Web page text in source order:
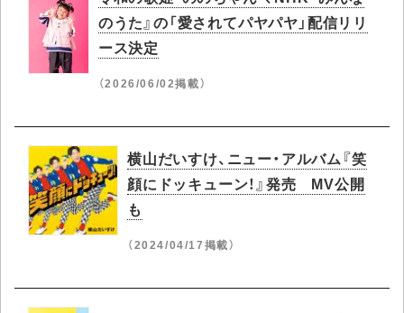
のうた』の「愛されてパヤパヤ」配信リリ
ース決定
（2026/06/02掲載）
横山だいすけ、ニュー・アルバム『笑
顔にドッキューン！』発売 MV公開
も
（2024/04/17掲載）